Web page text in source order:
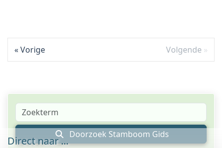
Vorige Volgende
Doorzoek Stamboom Gids
Direct naar ...